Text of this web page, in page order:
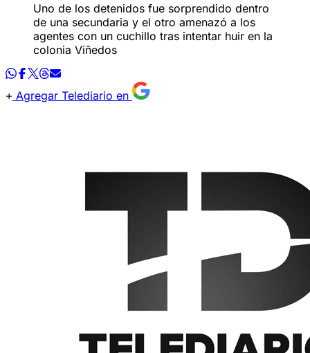
Uno de los detenidos fue sorprendido dentro
de una secundaria y el otro amenazó a los
agentes con un cuchillo tras intentar huir en la
colonia Viñedos
Agregar Telediario en